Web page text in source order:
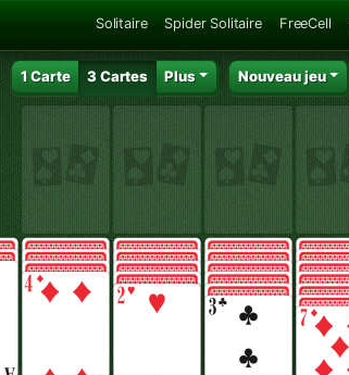
Solitaire Spider Solitaire FreeCell
1 Carte 3 Cartes Plus Nouveau jeu